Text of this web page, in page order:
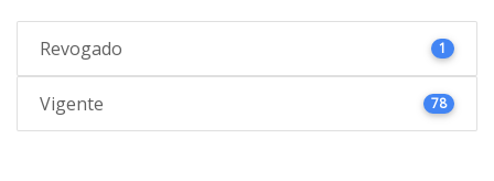
Revogado 1
Vigente 78